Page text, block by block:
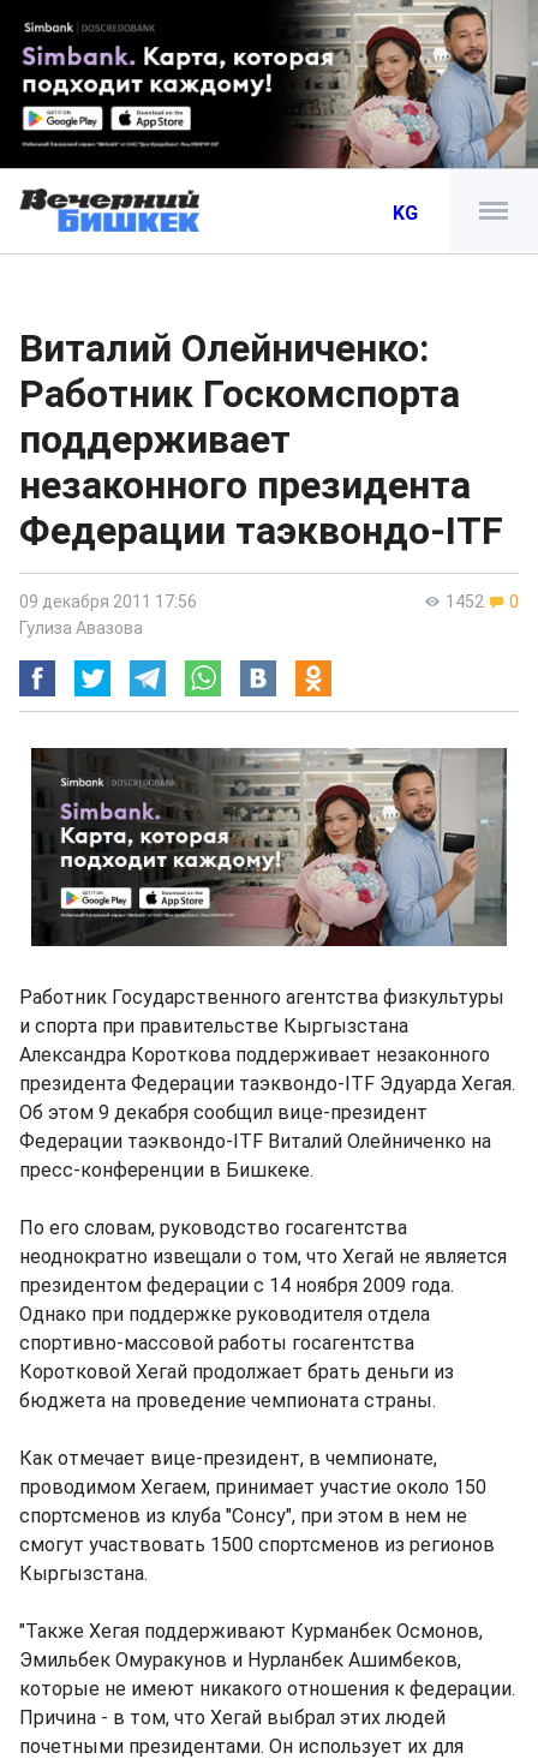
KG
Виталий Олейниченко:
Работник Госкомспорта
поддерживает
незаконного президента
Федерации таэквондо-ITF
1452 0
09 декабря 2011 17:56
Гулиза Авазова
Работник Государственного агентства физкультуры
и спорта при правительстве Кыргызстана
Александра Короткова поддерживает незаконного
президента Федерации таэквондо-ITF Эдуарда Хегая.
Об этом 9 декабря сообщил вице-президент
Федерации таэквондо-ITF Виталий Олейниченко на
пресс-конференции в Бишкеке.
По его словам, руководство госагентства
неоднократно извещали о том, что Хегай не является
президентом федерации с 14 ноября 2009 года.
Однако при поддержке руководителя отдела
спортивно-массовой работы госагентства
Коротковой Хегай продолжает брать деньги из
бюджета на проведение чемпионата страны.
Как отмечает вице-президент, в чемпионате,
проводимом Хегаем, принимает участие около 150
спортсменов из клуба "Сонсу", при этом в нем не
смогут участвовать 1500 спортсменов из регионов
Кыргызстана.
"Также Хегая поддерживают Курманбек Осмонов,
Эмильбек Омуракунов и Нурланбек Ашимбеков,
которые не имеют никакого отношения к федерации.
Причина - в том, что Хегай выбрал этих людей
почетными президентами. Он использует их для